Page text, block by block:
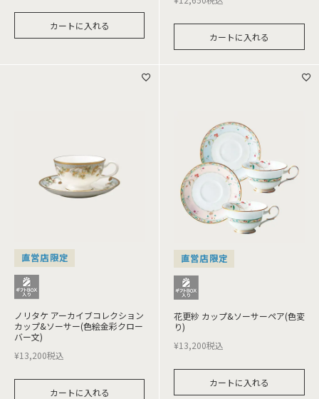
カートに入れる
カートに入れる
直営店限定
ノリタケ アーカイブコレクション
カップ&ソーサー(色絵金彩クロー
バー文)
¥13,200税込
カートに入れる
直営店限定
花更紗 カップ&ソーサーペア(色変
り)
¥13,200税込
カートに入れる